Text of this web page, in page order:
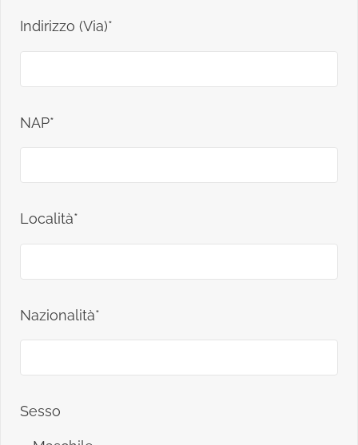
Indirizzo (Via)*
NAP*
Località*
Nazionalità*
Sesso